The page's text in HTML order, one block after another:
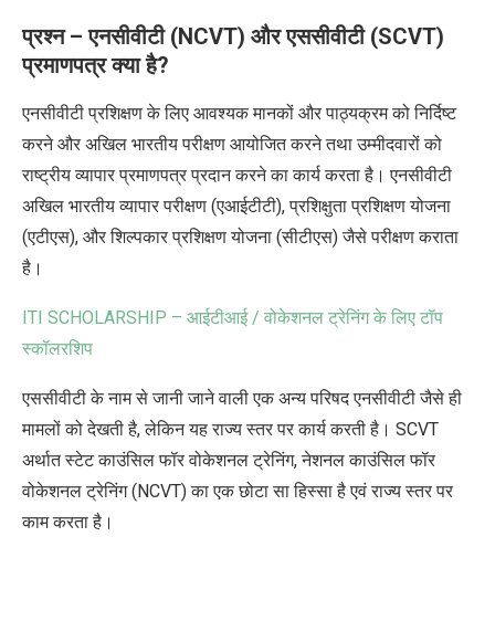
प्रश्न – एनसीवीटी (NCVT) और एससीवीटी (SCVT)
प्रमाणपत्र क्या है?
एनसीवीटी प्रशिक्षण के लिए आवश्यक मानकों और पाठ्यक्रम को निर्दिष्ट
करने और अखिल भारतीय परीक्षण आयोजित करने तथा उम्मीदवारों को
राष्ट्रीय व्यापार प्रमाणपत्र प्रदान करने का कार्य करता है। एनसीवीटी
अखिल भारतीय व्यापार परीक्षण (एआईटीटी),प्रशिक्षुता प्रशिक्षण योजना
(एटीएस), और शिल्पकार प्रशिक्षण योजना (सीटीएस) जैसे परीक्षण कराता
है।
ITI SCHOLARSHIP – आईटीआई / वोकेशनल ट्रेनिंग के लिए टॉप
स्कॉलरशिप
एससीवीटी के नाम से जानी जाने वाली एक अन्य परिषद एनसीवीटी जैसे ही
मामलों को देखती है,लेकिन यह राज्य स्तर पर कार्य करती है। SCVT
अर्थात स्टेट काउंसिल फॉर वोकेशनल ट्रेनिंग, नेशनल काउंसिल फॉर
वोकेशनल ट्रेनिंग ( NCVT)का एक छोटा सा हिस्सा है एवं राज्य स्तर पर
काम करता है।